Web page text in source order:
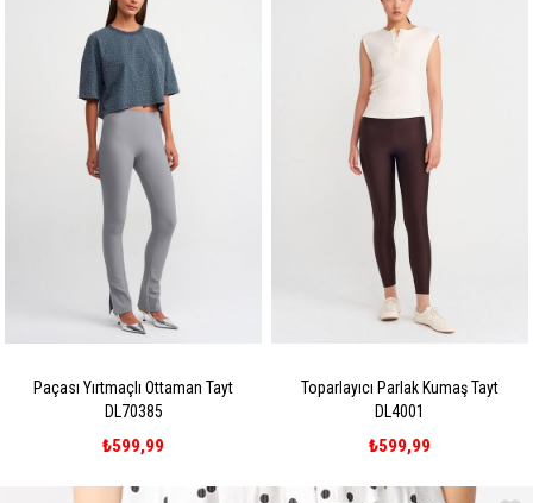
Paçası Yırtmaçlı Ottaman Tayt
DL70385
₺599,99
Toparlayıcı Parlak Kumaş Tayt
DL4001
₺599,99